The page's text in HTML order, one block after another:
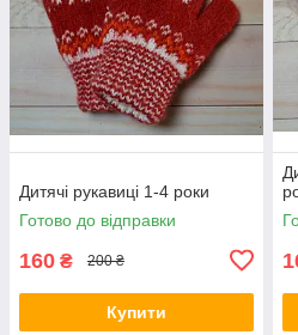
Дитячі рукавиці 1-4 роки
Готово до відправки
160 ₴ 200 ₴
Купити